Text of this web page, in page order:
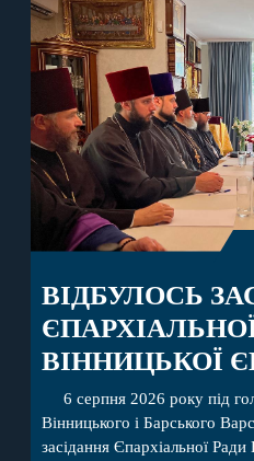
ВІДБУЛОСЬ
ВІННИЦЬКОЇ
6 серпня 2026 року під
Вінницького і Барського
засідання Єпархіальної Ради